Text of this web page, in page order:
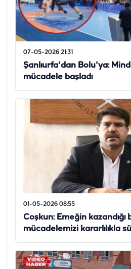
07-05-2026 21:31
Şanlıurfa'dan Bolu'ya:
mücadele başladı
01-05-2026 08:55
Coşkun: Emeğin kazandığı
mücadelemizi kararlılıkla